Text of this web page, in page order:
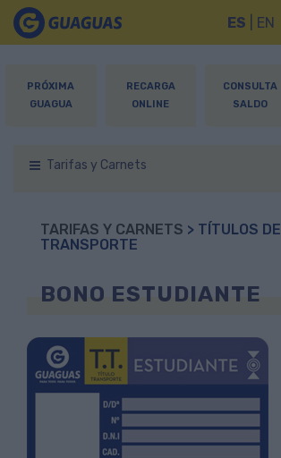
ES EN
PRÓXIMA
GUAGUA
RECARGA
ONLINE
CONSULTA
SALDO
Tarifas y Carnets
TARIFAS Y CARNETS > TÍTULOS DE
TRANSPORTE
BONO ESTUDIANTE